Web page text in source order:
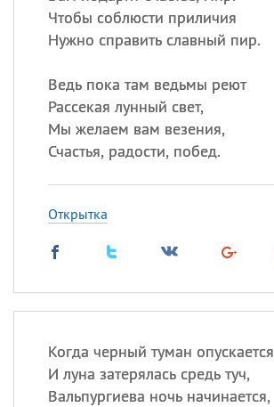
Чтобы соблюсти приличия
Нужно справить славный пир.
Ведь пока там ведьмы реют
Рассекая лунный свет,
Мы желаем вам везения,
Счастья, радости, побед.
Открытка
Когда черный туман опускается
И луна затерялась средь туч,
Вальпургиева ночь начинается,